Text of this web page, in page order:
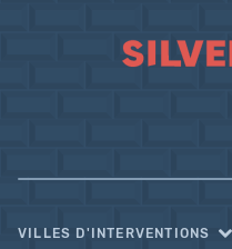
VILLES D'INTERVENTIONS